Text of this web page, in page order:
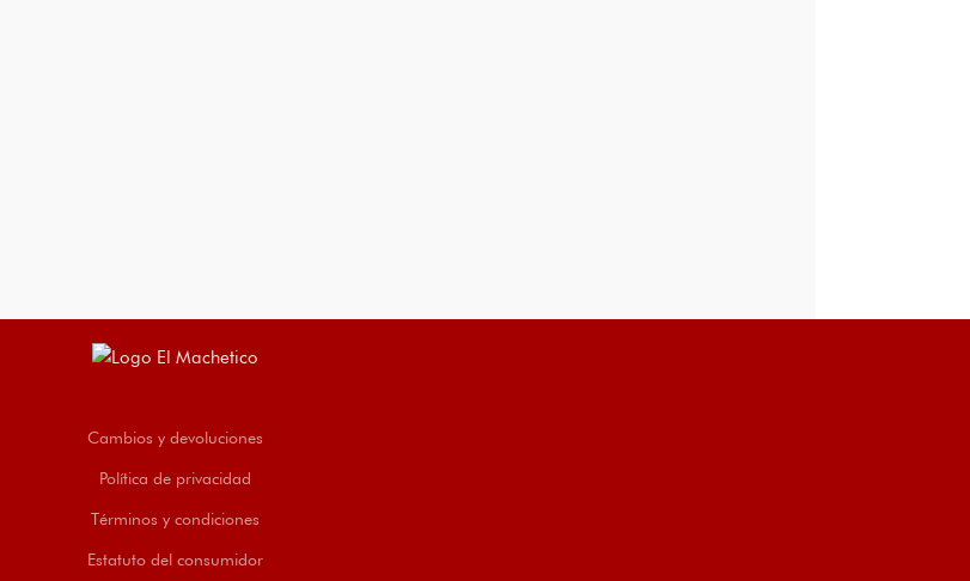
Cambios y devoluciones
Política de privacidad
Términos y condiciones
Estatuto del consumidor